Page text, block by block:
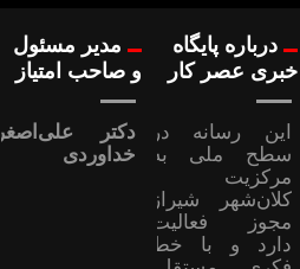
درباره پایگاه
خبری عصر کار
این رسانه در
سطح ملی به
مرکزیت
کلان‌شهر شیراز
مجوز فعالیت
دارد و با خط
مدیر مسئول
و صاحب امتیاز
دکتر علی‌اصغر
خداوردی